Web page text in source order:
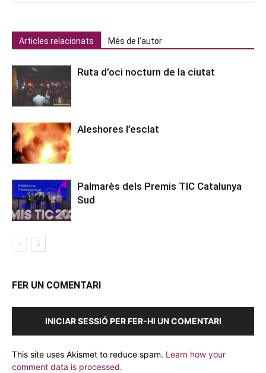
Articles relacionats Més de l'autor
Ruta d’oci nocturn de la ciutat
Aleshores l’esclat
Palmarès dels Premis TIC Catalunya
Sud
FER UN COMENTARI
INICIAR SESSIÓ PER FER-HI UN COMENTARI
This site uses Akismet to reduce spam. Learn how your
comment data is processed.